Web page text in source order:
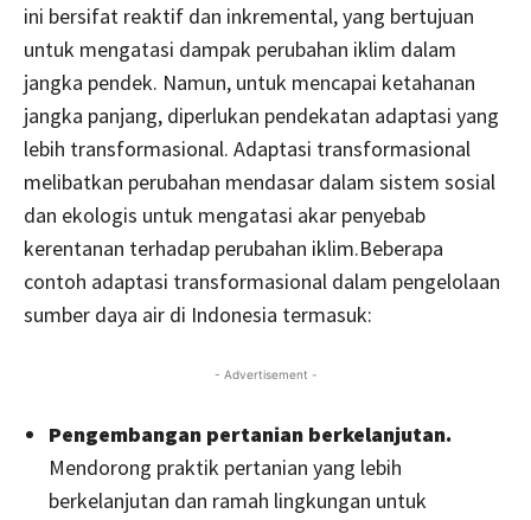
ini bersifat reaktif dan inkremental, yang bertujuan
untuk mengatasi dampak perubahan iklim dalam
jangka pendek. Namun, untuk mencapai ketahanan
jangka panjang, diperlukan pendekatan adaptasi yang
lebih transformasional. Adaptasi transformasional
melibatkan perubahan mendasar dalam sistem sosial
dan ekologis untuk mengatasi akar penyebab
kerentanan terhadap perubahan iklim.Beberapa
contoh adaptasi transformasional dalam pengelolaan
sumber daya air di Indonesia termasuk:
- Advertisement -
Pengembangan pertanian berkelanjutan.
Mendorong praktik pertanian yang lebih
berkelanjutan dan ramah lingkungan untuk